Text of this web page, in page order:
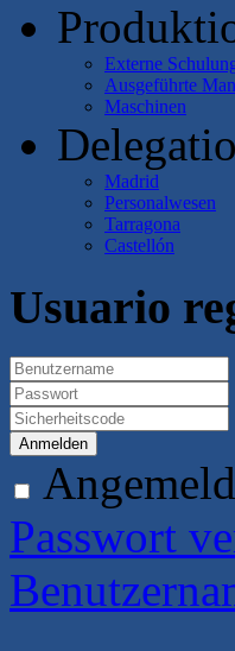
Externe
Ausgeführte
Maschinen
Madrid
Personalwesen
Tarragona
Castellón
Usuario
Anmelden
Passwort